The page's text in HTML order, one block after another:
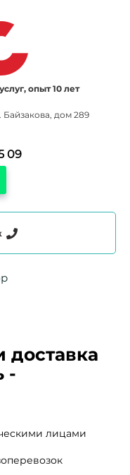
опыт 10 лет
Байзакова, дом 289
09
доставка
-
лицами